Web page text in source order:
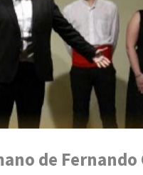
de Fernando